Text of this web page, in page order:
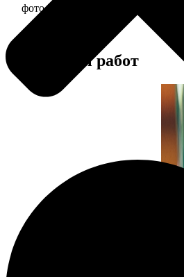
фото 30х30 в деревянной рамке
Примеры работ